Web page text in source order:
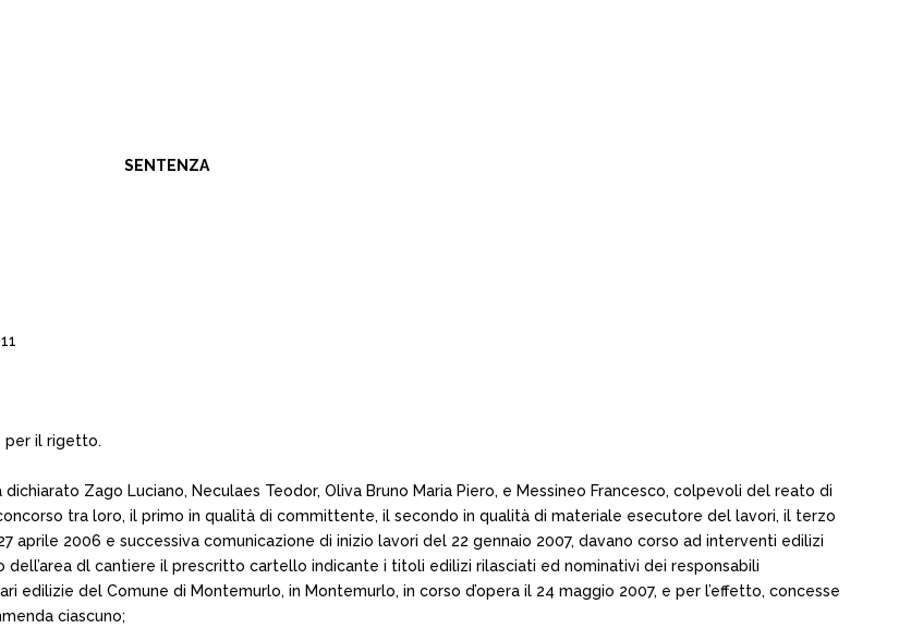
SENTENZA
per il rigetto.
Zago Luciano, Neculaes Teodor, Oliva Bruno Maria Piero, e Messineo Francesco, colpevoli del reato di
tra loro, il primo in qualità di committente, il secondo in qualità di materiale esecutore del lavori, il terzo
aprile 2006 e successiva comunicazione di inizio lavori del 22 gennaio 2007, davano corso ad interventi edilizi
dl cantiere il prescritto cartello indicante i titoli edilizi rilasciati ed nominativi dei responsabili
edilizie del Comune di Montemurlo, in Montemurlo, in corso d’opera il 24 maggio 2007, e per l’effetto, concesse
ciascuno;